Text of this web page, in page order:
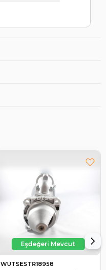
WUTSESTR18958